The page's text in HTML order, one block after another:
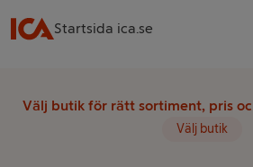
Startsida ica.se
Välj butik för rätt sortiment, pris
Välj butik